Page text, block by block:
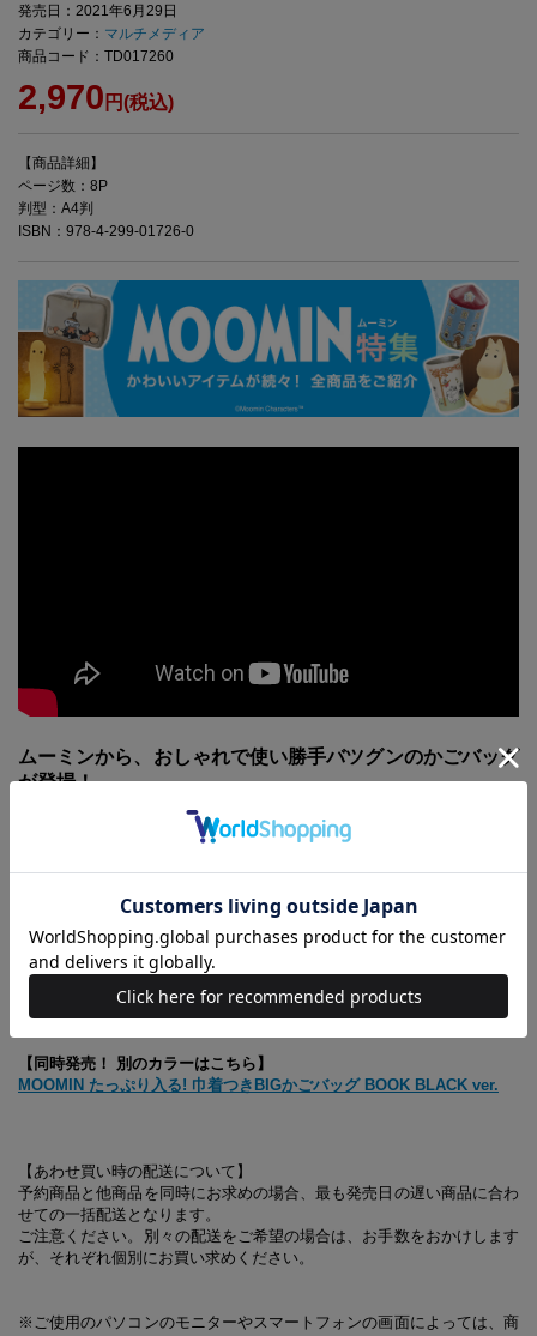
発売日：2021年6月29日
カテゴリー： マルチメディア
商品コード：TD017260
2,970 円(税込)
【商品詳細】
ページ数：8P
判型：A4判
ISBN：978-4-299-01726-0
ムーミンから、おしゃれで使い勝手バツグンのかごバッグ
が登場！
大きな丸形の底面でたっぷり入り、巾着カバーつきで中身を隠せて安心
です。どんなコーデにも合わせやすく、自然になじむナチュラルカラー
に、リトルミイのかわいいタグつき。レザー調の持ち手が大人に似合う
ポケットつき。
※商品に関するお問い合わせ先は、「中身を見る」をご覧ください
(C)Moomin Characters™
【同時発売！ 別のカラーはこちら】
MOOMIN たっぷり入る! 巾着つきBIGかごバッグ BOOK BLACK ver.
【あわせ買い時の配送について】
予約商品と他商品を同時にお求めの場合、最も発売日の遅い商品に合わ
せての一括配送となります。
ご注意ください。別々の配送をご希望の場合は、お手数をおかけします
が、それぞれ個別にお買い求めください。
※ご使用のパソコンのモニターやスマートフォンの画面によっては、商